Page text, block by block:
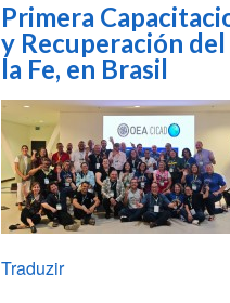
Primera
y Recuperación
la Fe, en Brasil
Traduzir